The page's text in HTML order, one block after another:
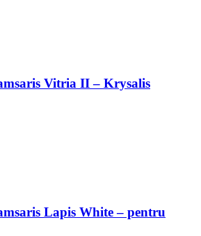
Vitria II – Krysalis
Lapis White – pentru